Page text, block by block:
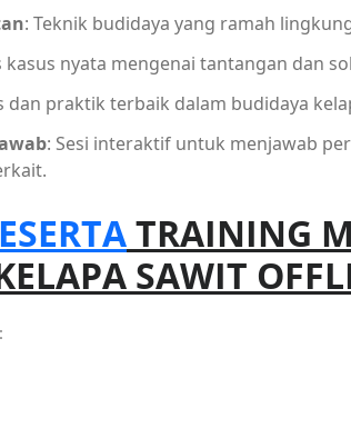
: Teknik budidaya yang ramah
kasus nyata mengenai tantangan dan
dan praktik terbaik dalam budidaya
: Sesi interaktif untuk menjawab
TRAINING
SAWIT